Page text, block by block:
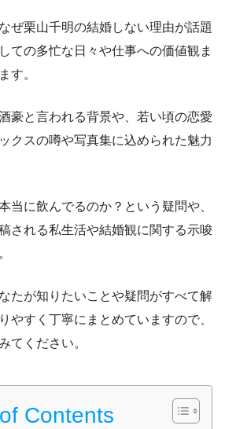
ぜ栗山千明の結婚しない理由が話題
ての多忙な日々や仕事への価値観ま
す。
豪と言われる背景や、若い頃の恋愛
クスの噂や写真集に込められた魅力
当に飲んでるのか？という疑問や、
される私生活や結婚観に関する示唆
たが知りたいことや疑問がすべて解
やすく丁寧にまとめていますので、
てください。
Contents